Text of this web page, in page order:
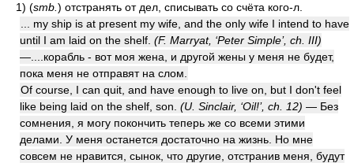
1) (smb. ) отстранять от дел, списывать со счёта кого-л.
... my ship is at present my wife, and the only wife I intend to have
until I am laid on the shelf. (F. Marryat, ‘Peter Simple’, ch. III)
—....корабль - вот моя жена, и другой жены у меня не будет,
пока меня не отправят на слом.
Of course, I can quit, and have enough to live on, but I don't feel
like being laid on the shelf, son. (U. Sinclair, ‘Oil!’, ch. 12) — Без
сомнения, я могу покончить теперь же со всеми этими
делами. У меня останется достаточно на жизнь. Но мне
совсем не нравится, сынок, что другие, отстранив меня, будут